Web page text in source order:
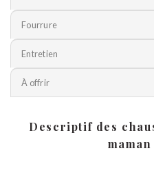
Fourrure
Entretien
À offrir
Descriptif des